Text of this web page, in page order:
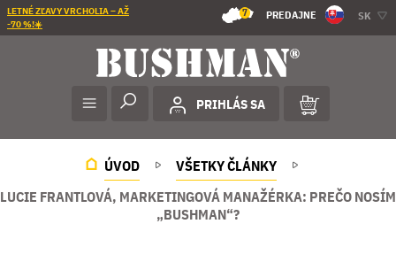
LETNÉ ZĽAVY VRCHOLIA – AŽ
-70 %!☀️
7 PREDAJNE SK
PRIHLÁS SA
ÚVOD
VŠETKY ČLÁNKY
LUCIE FRANTLOVÁ, MARKETINGOVÁ MANAŽÉRKA: PREČO NOSÍM
„BUSHMAN“?